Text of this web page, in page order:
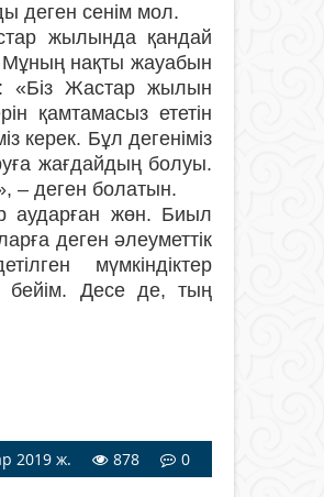
деген сенім мол.
жылында қандай
Мұның нақты жауабын
«Біз Жастар жылын
қамтамасыз ететін
керек. Бұл дегеніміз
жағдайдың болуы.
– деген болатын.
аударған жөн. Биыл
деген әлеуметтік
мүмкіндіктер
бейім. Десе де, тың
2019 ж. 878 0